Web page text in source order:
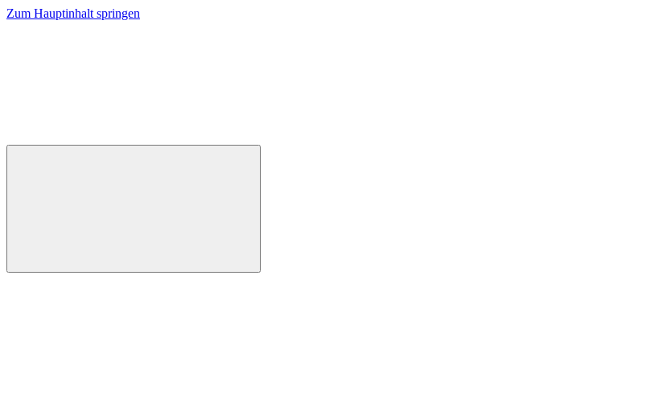
Zum Hauptinhalt springen